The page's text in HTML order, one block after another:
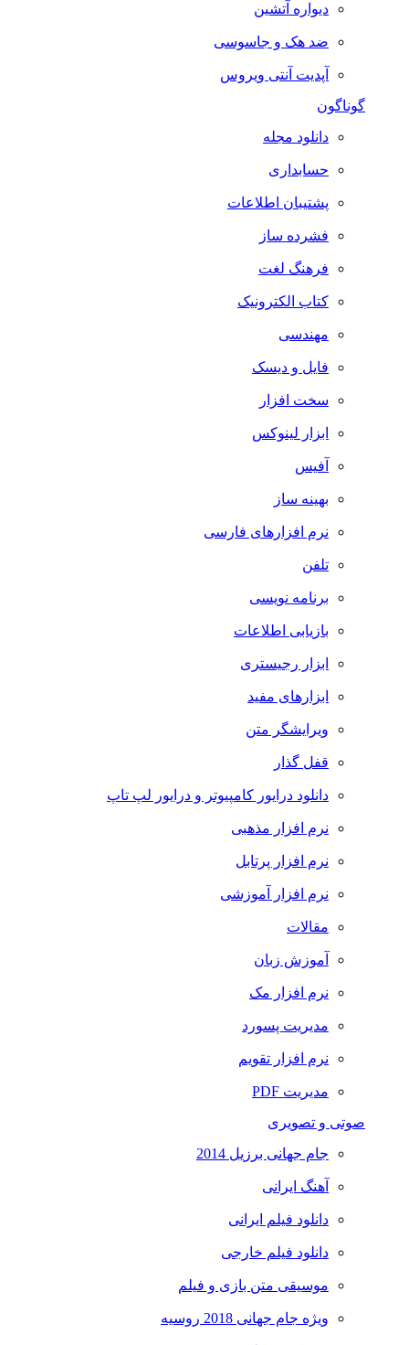
دیواره آتشین
ضد هک و جاسوسی
آپدیت آنتی ویروس
گوناگون
دانلود مجله
حسابداری
پشتیبان اطلاعات
فشرده ساز
فرهنگ لغت
کتاب الکترونیک
مهندسی
فایل و دیسک
سخت افزار
ابزار لینوکس
آفیس
بهینه ساز
نرم افزارهای فارسی
تلفن
برنامه نویسی
بازیابی اطلاعات
ابزار رجیستری
ابزارهای مفید
ویرایشگر متن
قفل گذار
دانلود درایور کامپیوتر و درایور لپ تاپ
نرم افزار مذهبی
نرم افزار پرتابل
نرم افزار آموزشی
مقالات
آموزش زبان
نرم افزار مک
مدیریت پسورد
نرم افزار تقویم
مدیریت PDF
صوتی و تصویری
جام جهانی برزیل 2014
آهنگ ایرانی
دانلود فیلم ایرانی
دانلود فیلم خارجی
موسیقی متن بازی و فیلم
ویژه جام جهانی 2018 روسیه